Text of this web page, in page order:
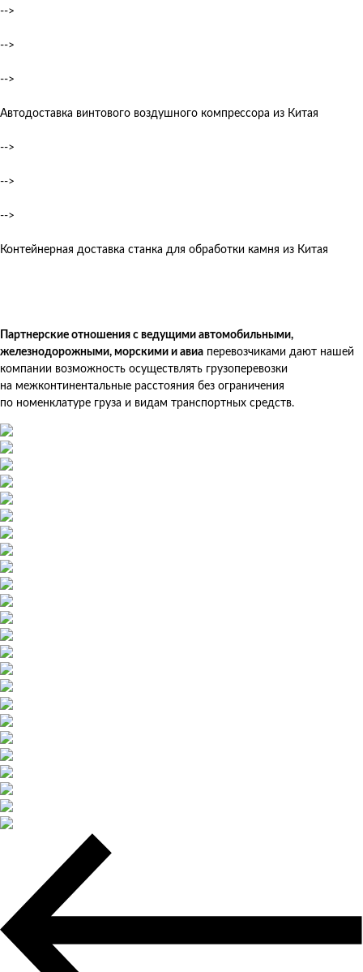
-->
-->
-->
Автодоставка винтового воздушного компрессора из Китая
-->
-->
-->
Контейнерная доставка станка для обработки камня из Китая
Партнерские отношения с ведущими автомобильными,
железнодорожными, морскими и авиа перевозчиками дают нашей
компании возможность осуществлять грузоперевозки
на межконтинентальные расстояния без ограничения
по номенклатуре груза и видам транспортных средств.